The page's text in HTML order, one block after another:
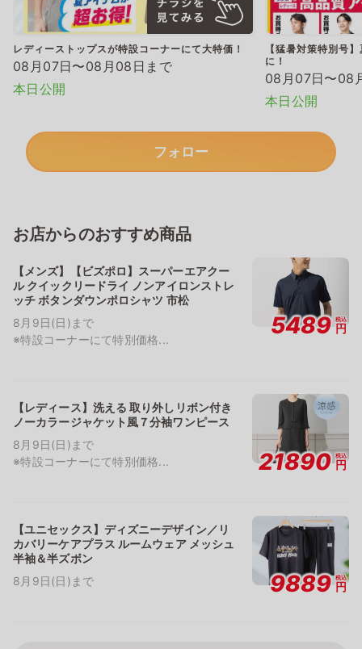
レディーストップスが特設コーナーにて大特価！
08月07日〜08月08日まで
本日公開
【猛暑対策特別号
に！
08月07日〜08
本日公開
フォロー
お店からのおすすめ商品
【メンズ】【ビズポロ】スーパーエアクー
ル クイックリードライ ノンアイロンストレ
ッチ ボタンダウンポロシャツ 市松
8月9日(日)まで
※特設コーナーにて特別価格...
5489 税込
円
【レディース】洗える 取り外しリボン付き
ノーカラージャケット風７分袖ワンピース
8月9日(日)まで
※特設コーナーにて特別価格...
21890 税込
円
【ユニセックス】ディズニーデザイン／リ
カバリーケアプラス ルームウェア メッシュ
半袖＆半ズボン
8月9日(日)まで
9889 税込
円